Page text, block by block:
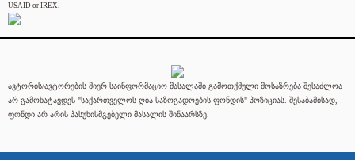
USAID or IREX.
ავტორის/ავტორების მიერ საინფორმაციო მასალაში გამოთქმული მოსაზრება შესაძლოა
არ გამოხატავდეს "საქართველოს ღია საზოგადოების ფონდის" პოზიციას. შესაბამისად,
ფონდი არ არის პასუხისმგებელი მასალის შინაარსზე.